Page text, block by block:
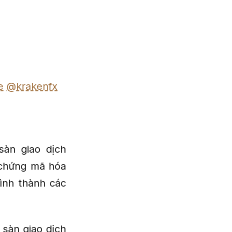
@krakenfx
giao dịch
mã hóa
thành các
giao dịch